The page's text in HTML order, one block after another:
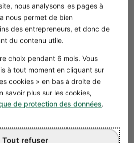
nous analysons les pages à
nous permet de bien
des entrepreneurs, et donc de
du contenu utile.
choix pendant 6 mois. Vous
à tout moment en cliquant sur
cookies » en bas à droite de
savoir plus sur les cookies,
de protection des données.
Tout refuser
;
attaque ;
;
technologiques ou de
causer desdommages à ses
dans le cadre de ses activités